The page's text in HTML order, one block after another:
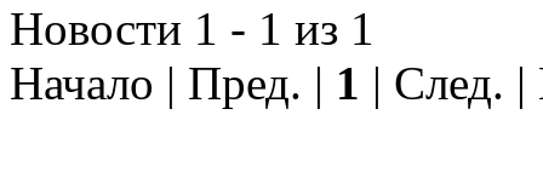
Новости 1 - 1 из 1
Начало | Пред. | 1 | След.